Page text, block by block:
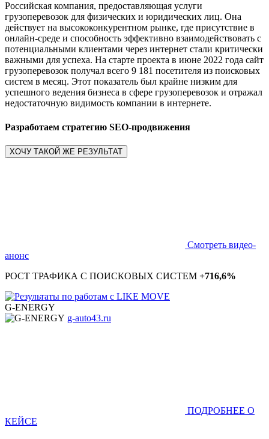
Российская компания, предоставляющая услуги
грузоперевозок для физических и юридических лиц. Она
действует на высококонкурентном рынке, где присутствие в
онлайн-среде и способность эффективно взаимодействовать с
потенциальными клиентами через интернет стали критически
важными для успеха. На старте проекта в июне 2022 года сайт
грузоперевозок получал всего 9 181 посетителя из поисковых
систем в месяц. Этот показатель был крайне низким для
успешного ведения бизнеса в сфере грузоперевозок и отражал
недостаточную видимость компании в интернете.
Разработаем стратегию SEO-продвижения
ХОЧУ ТАКОЙ ЖЕ РЕЗУЛЬТАТ
Смотреть видео-
анонс
РОСТ ТРАФИКА С ПОИСКОВЫХ СИСТЕМ +716,6%
G-ENERGY
g-auto43.ru
ПОДРОБНЕЕ О
КЕЙСЕ